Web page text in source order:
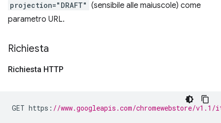
projection="DRAFT" (sensibile alle maiuscole) come
parametro URL.
Richiesta
Richiesta HTTP
GET https : //www.googleapis.com/chromewebstore/